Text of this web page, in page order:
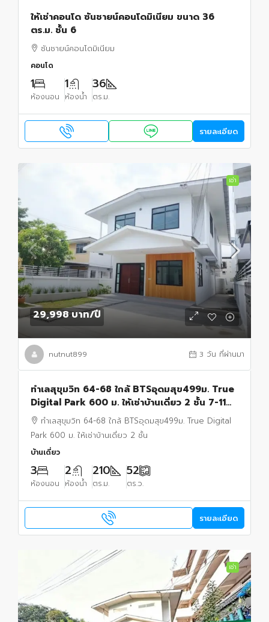
ให้เช่าคอนโด ซันชายน์คอนโดมิเนียม ขนาด 36
ตร.ม. ชั้น 6
ซันชายน์คอนโดมิเนียม
คอนโด
1
ห้องนอน
1
ห้องน้ำ
36
ตร.ม.
รายละเอียด
เช่า
29,998 บาท/ปี
nutnut899 3 วัน ที่ผ่านมา
ทำเลสุขุมวิท 64-68 ใกล้ BTSอุดมสุข499ม. True
Digital Park 600 ม. ให้เช่าบ้านเดี่ยว 2 ชั้น 7-11
50ม. 52ตร.วา 210 ตร.ม.
ทำเลสุขุมวิท 64-68 ใกล้ BTSอุดมสุข499ม. True Digital
Park 600 ม. ให้เช่าบ้านเดี่ยว 2 ชั้น
บ้านเดี่ยว
3
ห้องนอน
2
ห้องน้ำ
210
ตร.ม.
52
ตร.ว.
รายละเอียด
เช่า